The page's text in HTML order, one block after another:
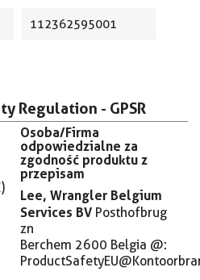
112362595001
Regulation - GPSR
Osoba/Firma
odpowiedzialne za
zgodność produktu z
przepisam
Lee, Wrangler Belgium
Services BVPosthofbrug
zn
Berchem 2600 Belgia @: